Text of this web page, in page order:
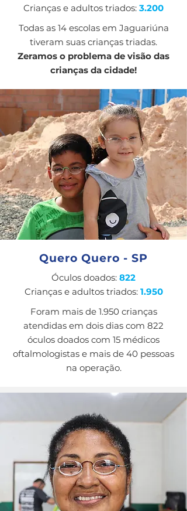
Crianças e adultos triados: 3.200
Todas as 14 escolas em Jaguariúna
tiveram suas crianças triadas.
Zeramos o problema de visão das
crianças da cidade!
Quero Quero - SP
Óculos doados: 822
Crianças e adultos triados: 1.950
Foram mais de 1.950 crianças
atendidas em dois dias com 822
óculos doados com 15 médicos
oftalmologistas e mais de 40 pessoas
na operação.